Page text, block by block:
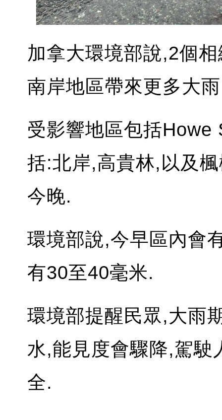
加拿大環境部說,2個
南岸地區帶來更多大
受影響地區包括Howe
括:北岸,高貴林,以及
今晚.
環境部說,今早區內會
有30至40毫米.
環境部提醒民眾,大雨
水,能見度會驟降,駕駛
全.